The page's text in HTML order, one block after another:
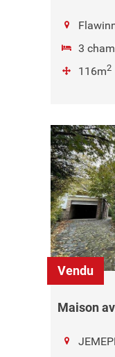
3
116m2
Vendu
Maison